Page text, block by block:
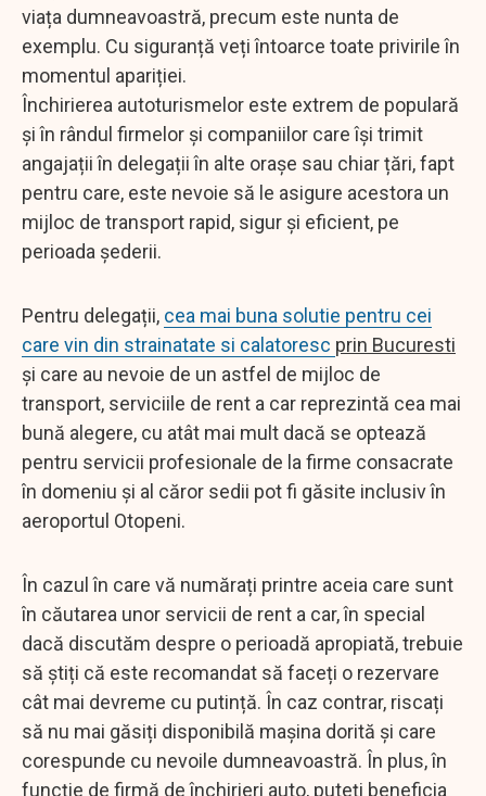
viața dumneavoastră, precum este nunta de
exemplu. Cu siguranță veți întoarce toate privirile în
momentul apariției.
Închirierea autoturismelor este extrem de populară
și în rândul firmelor și companiilor care își trimit
angajații în delegații în alte orașe sau chiar țări, fapt
pentru care, este nevoie să le asigure acestora un
mijloc de transport rapid, sigur și eficient, pe
perioada șederii.
Pentru delegații, cea mai buna solutie pentru cei
care vin din strainatate si calatoresc prin Bucuresti
și care au nevoie de un astfel de mijloc de
transport, serviciile de rent a car reprezintă cea mai
bună alegere, cu atât mai mult dacă se optează
pentru servicii profesionale de la firme consacrate
în domeniu și al căror sedii pot fi găsite inclusiv în
aeroportul Otopeni.
În cazul în care vă numărați printre aceia care sunt
în căutarea unor servicii de rent a car, în special
dacă discutăm despre o perioadă apropiată, trebuie
să știți că este recomandat să faceți o rezervare
cât mai devreme cu putință. În caz contrar, riscați
să nu mai găsiți disponibilă mașina dorită și care
corespunde cu nevoile dumneavoastră. În plus, în
funcție de firmă de închirieri auto, puteți beneficia